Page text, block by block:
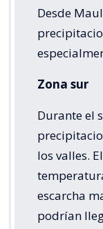
Desde
Zona sur
Durante el
los valles.
escarcha
podrían